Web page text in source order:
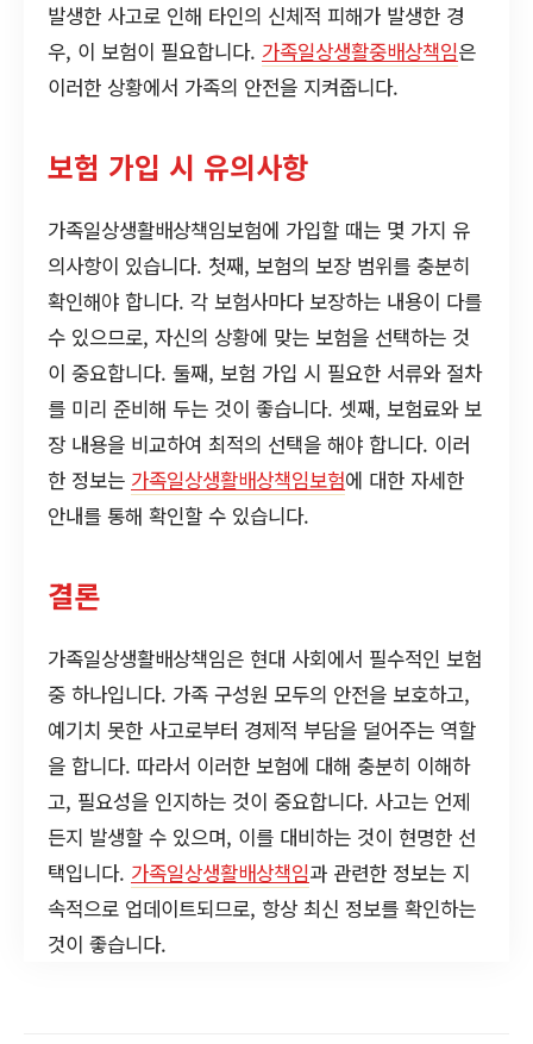
발생한 사고로 인해 타인의 신체적 피해가 발생한 경
우, 이 보험이 필요합니다. 가족일상생활중배상책임은
이러한 상황에서 가족의 안전을 지켜줍니다.
보험 가입 시 유의사항
가족일상생활배상책임보험에 가입할 때는 몇 가지 유
의사항이 있습니다. 첫째, 보험의 보장 범위를 충분히
확인해야 합니다. 각 보험사마다 보장하는 내용이 다를
수 있으므로, 자신의 상황에 맞는 보험을 선택하는 것
이 중요합니다. 둘째, 보험 가입 시 필요한 서류와 절차
를 미리 준비해 두는 것이 좋습니다. 셋째, 보험료와 보
장 내용을 비교하여 최적의 선택을 해야 합니다. 이러
한 정보는 가족일상생활배상책임보험에 대한 자세한
안내를 통해 확인할 수 있습니다.
결론
가족일상생활배상책임은 현대 사회에서 필수적인 보험
중 하나입니다. 가족 구성원 모두의 안전을 보호하고,
예기치 못한 사고로부터 경제적 부담을 덜어주는 역할
을 합니다. 따라서 이러한 보험에 대해 충분히 이해하
고, 필요성을 인지하는 것이 중요합니다. 사고는 언제
든지 발생할 수 있으며, 이를 대비하는 것이 현명한 선
택입니다. 가족일상생활배상책임과 관련한 정보는 지
속적으로 업데이트되므로, 항상 최신 정보를 확인하는
것이 좋습니다.